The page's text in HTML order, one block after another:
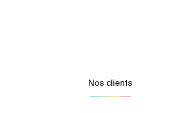
Nos clients